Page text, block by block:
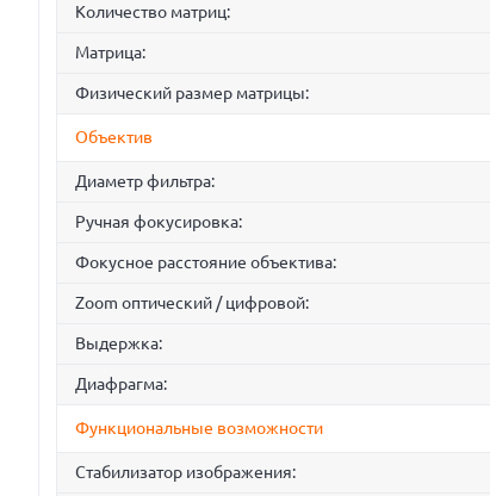
Количество матриц:
Матрица:
Физический размер матрицы:
Объектив
Диаметр фильтра:
Ручная фокусировка:
Фокусное расстояние объектива:
Zoom оптический / цифровой:
Выдержка:
Диафрагма:
Функциональные возможности
Стабилизатор изображения: